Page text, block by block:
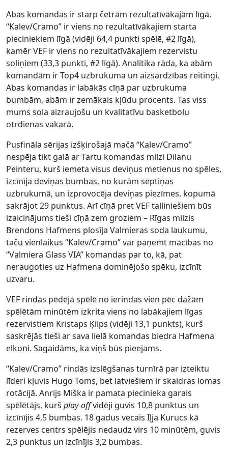
Abas komandas ir starp četrām rezultatīvākajām līgā.
“Kalev/Cramo” ir viens no rezultatīvākajiem starta
pieciniekiem līgā (vidēji 64,4 punkti spēlē, #2 līgā),
kamēr VEF ir viens no rezultatīvākajiem rezervistu
soliņiem (33,3 punkti, #2 līgā). Analītika rāda, ka abām
komandām ir Top4 uzbrukuma un aizsardzības reitingi.
Abas komandas ir labākās cīņā par uzbrukuma
bumbām, abām ir zemākais kļūdu procents. Tas viss
mums sola aizraujošu un kvalitatīvu basketbolu
otrdienas vakarā.
Pusfināla sērijas izšķirošajā mačā “Kalev/Cramo”
nespēja tikt galā ar Tartu komandas milzi Dilanu
Peinteru, kurš iemeta visus deviņus metienus no spēles,
izcīnīja deviņas bumbas, no kurām septiņas
uzbrukumā, un izprovocēja deviņas piezīmes, kopumā
sakrājot 29 punktus. Arī cīņā pret VEF talliniešiem būs
izaicinājums tieši cīņā zem groziem – Rīgas milzis
Brendons Hafmens plosīja Valmieras soda laukumu,
taču vienlaikus “Kalev/Cramo” var paņemt mācības no
“Valmiera Glass VIA” komandas par to, kā, pat
neraugoties uz Hafmena dominējošo spēku, izcīnīt
uzvaru.
VEF rindās pēdējā spēlē no ierindas vien pēc dažām
spēlētām minūtēm izkrita viens no labākajiem līgas
rezervistiem Kristaps Ķilps (vidēji 13,1 punkts), kurš
saskrējās tieši ar sava lielā komandas biedra Hafmena
elkoni. Sagaidāms, ka viņš būs pieejams.
“Kalev/Cramo” rindās izslēgšanas turnīrā par izteiktu
līderi kļuvis Hugo Toms, bet latviešiem ir skaidras lomas
rotācijā. Anrijs Miška ir pamata piecinieka garais
spēlētājs, kurš play-offvidēji guvis 10,8 punktus un
izcīnījis 4,5 bumbas. 18 gadus vecais Iļja Kurucs kā
rezerves centrs spēlējis nedaudz virs 10 minūtēm, guvis
2,3 punktus un izcīnījis 3,2 bumbas.